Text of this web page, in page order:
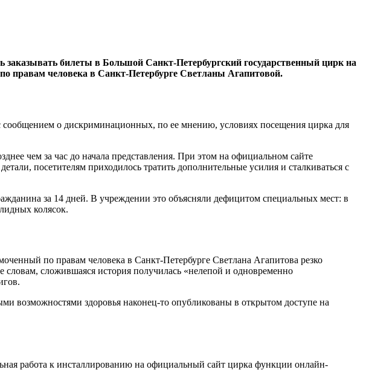
билеты в Большой Санкт-Петербургский государственный цирк на
правам человека в Санкт-Петербурге Светланы Агапитовой.
сообщением о дискриминационных, по ее мнению, условиях посещения цирка для
чем за час до начала представления. При этом на официальном сайте
посетителям приходилось тратить дополнительные усилия и сталкиваться с
за 14 дней. В учреждении это объясняли дефицитом специальных мест: в
колясок.
по правам человека в Санкт-Петербурге Светлана Агапитова резко
словам, сложившаяся история получилась «нелепой и одновременно
возможностями здоровья наконец-то опубликованы в открытом доступе на
работа к инсталлированию на официальный сайт цирка функции онлайн-